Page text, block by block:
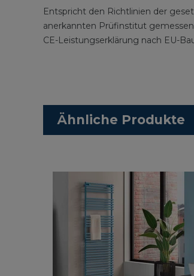
Entspricht den Richtlinien der
anerkannten Prüfinstitut
CE-Leistungserklärung nach EU-
Ähnliche Produkte